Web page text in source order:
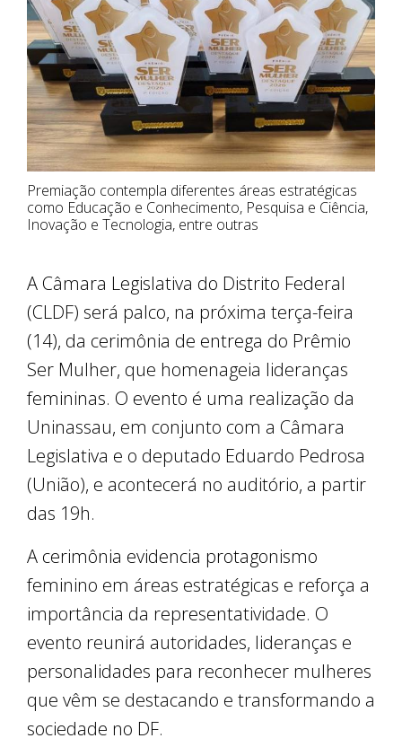
Premiação contempla diferentes áreas estratégicas
como Educação e Conhecimento, Pesquisa e Ciência,
Inovação e Tecnologia, entre outras
A Câmara Legislativa do Distrito Federal
(CLDF) será palco, na próxima terça-feira
(14), da cerimônia de entrega do Prêmio
Ser Mulher, que homenageia lideranças
femininas. O evento é uma realização da
Uninassau, em conjunto com a Câmara
Legislativa e o deputado Eduardo Pedrosa
(União), e acontecerá no auditório, a partir
das 19h.
A cerimônia evidencia protagonismo
feminino em áreas estratégicas e reforça a
importância da representatividade. O
evento reunirá autoridades, lideranças e
personalidades para reconhecer mulheres
que vêm se destacando e transformando a
sociedade no DF.